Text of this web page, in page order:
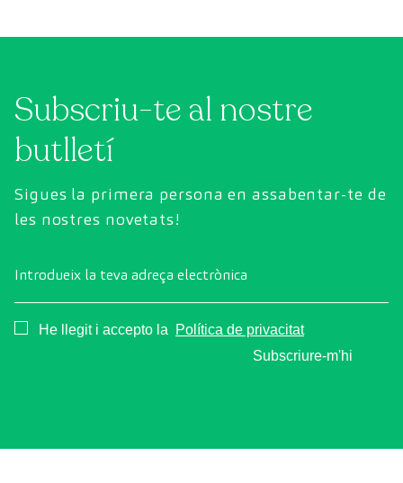
convencionals, aquesta revisió utilitza la
l'estat dels òrgans vitals, el sistema vascular i el
cervell abans que apareguin els primers
símptomes.
Subscriu-te al nostre
butlletí
Sigues la primera persona en assabentar-te de
les nostres novetats!
Introdueix la teva adreça electrònica
Consentimiento
He llegit i accepto la
Política de privacitat
Subscriure-m'hi